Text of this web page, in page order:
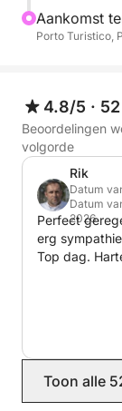
Maar het
betreden van
vol
van Palau.
Aankomst
Porto Turistico,
4.8/5 ·
Beoordelingen
volgorde
Rik
Datum
Datum
2026
Perfect
erg
Top dag.
Toon alle